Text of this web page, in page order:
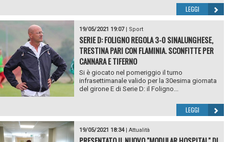
LEGGI
19/05/2021 19:07| Sport
SERIE D: FOLIGNO REGOLA 3-0 SINALUNGHESE,
TRESTINA PARI CON FLAMINIA. SCONFITTE PER
CANNARA E TIFERNO
Si è giocato nel pomeriggio il turno
infrasettimanale valido per la 30esima giornata
del girone E di Serie D: il Foligno...
LEGGI
19/05/2021 18:34| Attualità